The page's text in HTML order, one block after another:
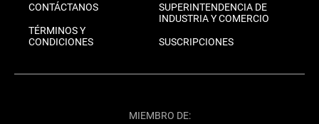
CONTÁCTANOS
TÉRMINOS Y
CONDICIONES
SUPERINTENDENCIA DE
INDUSTRIA Y COMERCIO
SUSCRIPCIONES
MIEMBRO DE: